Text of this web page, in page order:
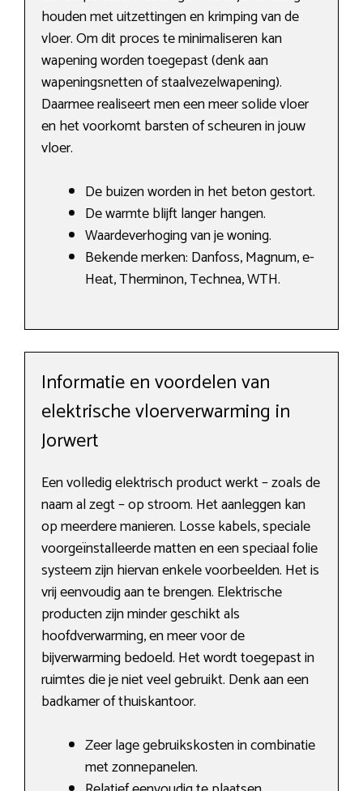
houden met uitzettingen en krimping van de
vloer. Om dit proces te minimaliseren kan
wapening worden toegepast (denk aan
wapeningsnetten of staalvezelwapening).
Daarmee realiseert men een meer solide vloer
en het voorkomt barsten of scheuren in jouw
vloer.
De buizen worden in het beton gestort.
De warmte blijft langer hangen.
Waardeverhoging van je woning.
Bekende merken: Danfoss, Magnum, e-
Heat, Therminon, Technea, WTH.
Informatie en voordelen van
elektrische vloerverwarming in
Jorwert
Een volledig elektrisch product werkt – zoals de
naam al zegt – op stroom. Het aanleggen kan
op meerdere manieren. Losse kabels, speciale
voorgeïnstalleerde matten en een speciaal folie
systeem zijn hiervan enkele voorbeelden. Het is
vrij eenvoudig aan te brengen. Elektrische
producten zijn minder geschikt als
hoofdverwarming, en meer voor de
bijverwarming bedoeld. Het wordt toegepast in
ruimtes die je niet veel gebruikt. Denk aan een
badkamer of thuiskantoor.
Zeer lage gebruikskosten in combinatie
met zonnepanelen.